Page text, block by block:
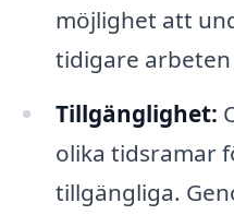
möjlighet att
tidigare
Tillgänglighet:
olika tidsramar
tillgängliga.